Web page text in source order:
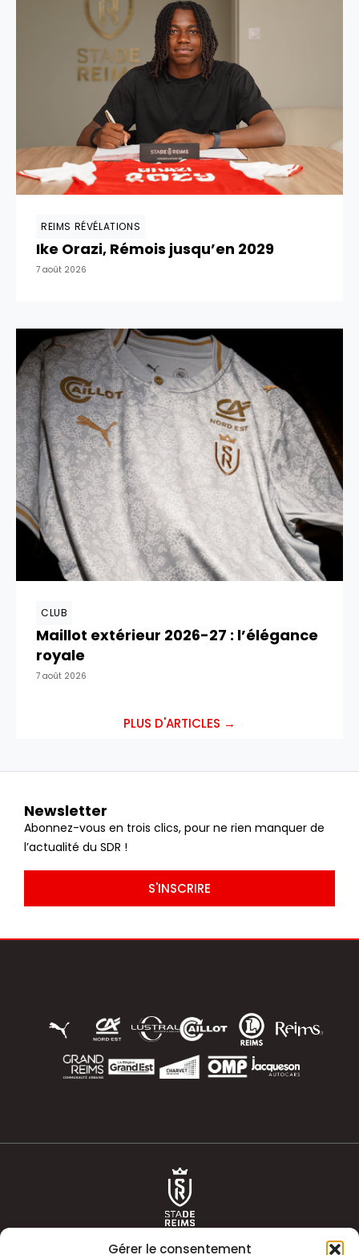
Gérer le consentement
REIMS RÉVÉLATIONS
Ike Orazi, Rémois jusqu’en 2029
7 août 2026
CLUB
Maillot extérieur 2026-27 : l’élégance
royale
7 août 2026
PLUS D'ARTICLES →
Newsletter
Abonnez-vous en trois clics, pour ne rien manquer de
l’actualité du SDR !
S'INSCRIRE